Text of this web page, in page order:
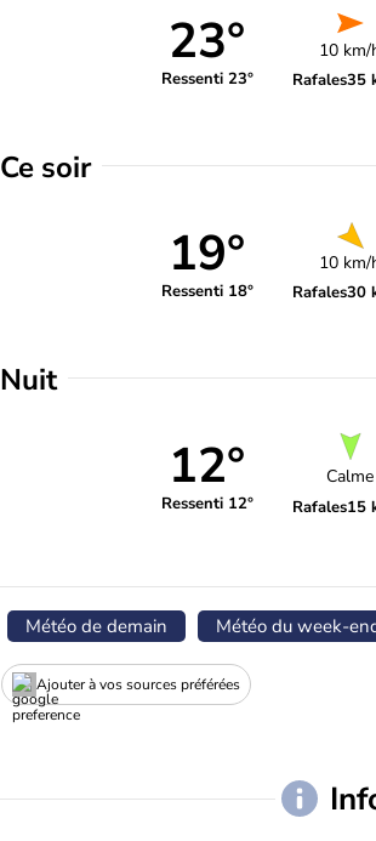
23°
Ressenti 23°
10 km/
Rafales35
Ce soir
19°
Ressenti 18°
10 km/
Rafales30
Nuit
12°
Ressenti 12°
Calme
Rafales15
Météo de demain Météo du week-
Ajouter à vos sources préférées